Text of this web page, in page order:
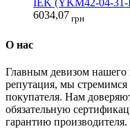
6034,07 грн
О нас
Главным девизом нашего
репутация, мы
покупателя. Нам
обязательную
гарантию производителя.